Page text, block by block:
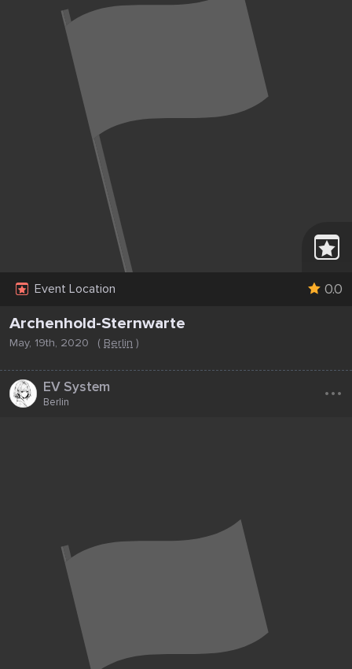
Event Location 0.0
Archenhold-Sternwarte
May, 19th, 2020 ( Berlin )
EV System
Berlin ...